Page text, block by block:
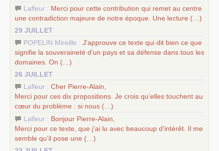
Lafleur : Merci pour cette contribution qui remet au centre
une contradiction majeure de notre époque. Une lecture (…)
29 JUILLET
POPELIN Mireille : J’approuve ce texte qui dit bien ce que
signifie la souveraineté d’un pays et sa défense dans tous les
domaines. On (…)
26 JUILLET
Lafleur : Cher Pierre-Alain,
Merci pour ces dix propositions. Je crois qu’elles touchent au
cœur du problème : si nous (…)
Lafleur : Bonjour Pierre-Alain,
Merci pour ce texte, que j’ai lu avec beaucoup d’intérêt. Il me
semble qu’il pose une (…)